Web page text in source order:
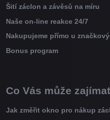
Šití záclon a závěsů na míru
Naše on-line reakce 24/7
Nakupujeme přímo u
Bonus program
Co Vás může
Jak změřit okno pro nákup